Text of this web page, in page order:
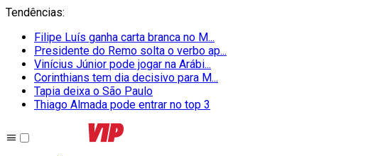
Tendências:
Filipe Luís ganha carta branca no M...
Presidente do Remo solta o verbo ap...
Vinícius Júnior pode jogar na Arábi...
Corinthians tem dia decisivo para M...
Tapia deixa o São Paulo
Thiago Almada pode entrar no top 3